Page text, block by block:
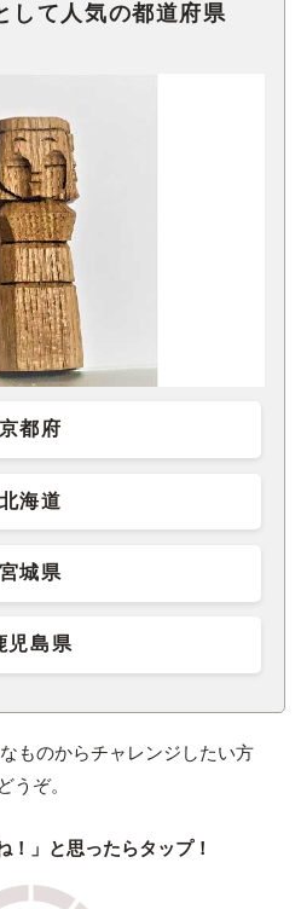
して人気の都道府県
京都府
北海道
宮城県
児島県
ものからチャレンジしたい方
うぞ。
！」と思ったらタップ！